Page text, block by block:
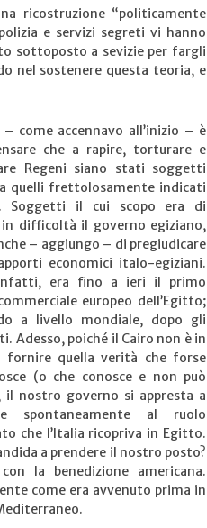
ricostruzione “politicamente
e servizi segreti vi hanno
sottoposto a sevizie per fargli
nel sostenere questa teoria, e
come accennavo all’inizio – è
che a rapire, torturare e
Regeni siano stati soggetti
quelli frettolosamente indicati
Soggetti il cui scopo era di
difficoltà il governo egiziano,
– aggiungo – di pregiudicare
economici italo-egiziani.
infatti, era fino a ieri il primo
europeo dell’Egitto;
a livello mondiale, dopo gli
Adesso, poiché il Cairo non è in
fornire quella verità che forse
(o che conosce e non può
il nostro governo si appresta a
spontaneamente al ruolo
che l’Italia ricopriva in Egitto.
a prendere il nostro posto?
la benedizione americana.
come era avvenuto prima in